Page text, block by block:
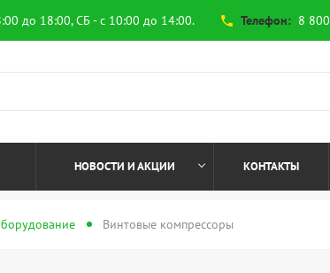
до 18:00, СБ - с 10:00 до 14:00. phone Телефон: 8
НОВОСТИ И АКЦИИ КОНТАКТЫ
Винтовые компрессоры